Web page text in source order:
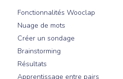
Fonctionnalités Wooclap
Nuage de mots
Créer un sondage
Brainstorming
Résultats
Apprentissage entre pairs